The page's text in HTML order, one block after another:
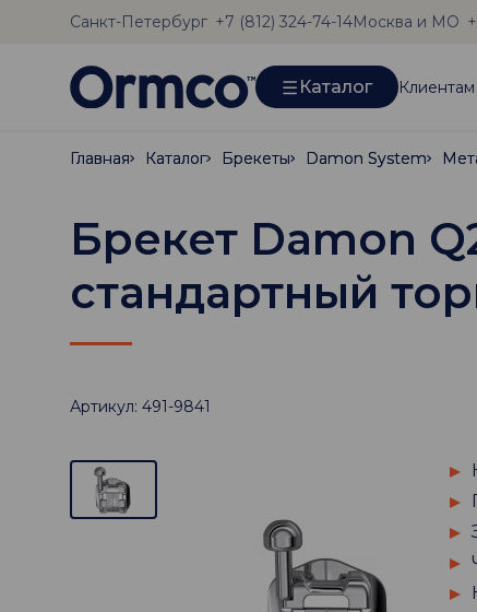
Санкт-Петербург +7 (812) 324-74-14Москва и МО
Каталог Клиентам
Главная
Главная Каталог
Каталог Брекеты
Брекеты Damon System
Damon System
Брекет Damon
стандартный
Артикул: 491-9841